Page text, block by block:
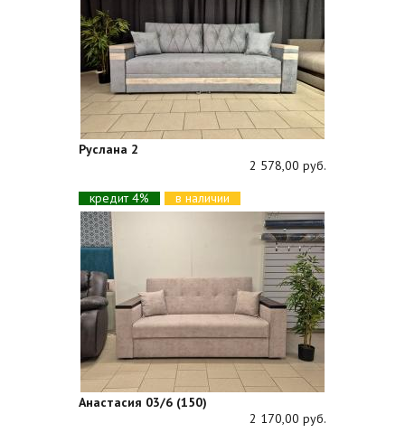
Руслана 2
2 578,00 руб.
кредит 4%
в наличии
Анастасия 03/6 (150)
2 170,00 руб.